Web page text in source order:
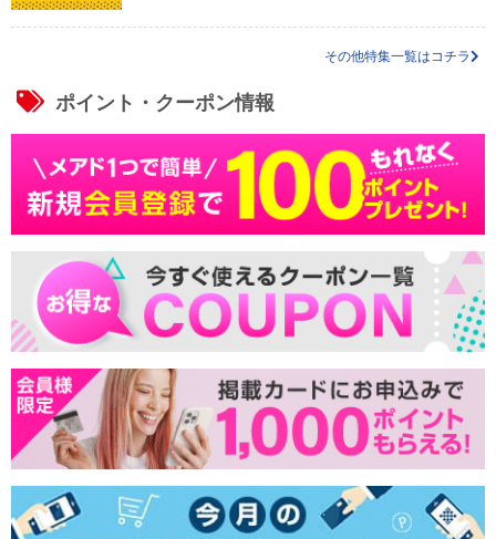
その他特集一覧はコチラ
ポイント・クーポン情報